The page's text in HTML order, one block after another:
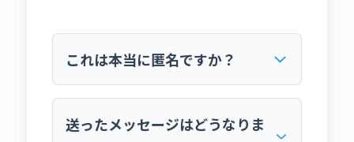
これは本当に匿名ですか？
はい、完全に匿名です。マシュマロという外
部サービスを利用しており、私にはIPアドレ
スなど、あなたを特定できる情報は一切伝わ
送ったメッセージはどうなりま